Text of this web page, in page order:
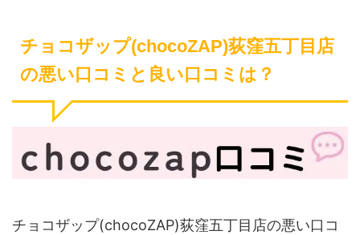
チョコザップ(chocoZAP)荻窪五丁目店
の悪い口コミと良い口コミは？
チョコザップ(chocoZAP)荻窪五丁目店の悪い口コ